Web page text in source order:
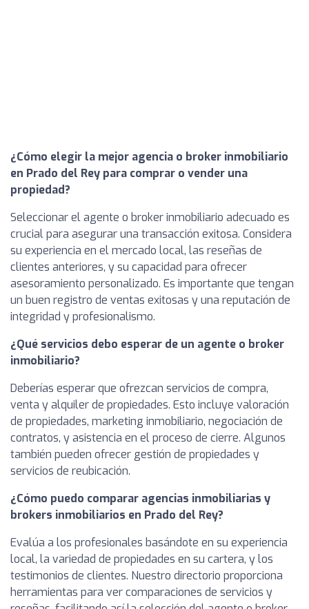
¿Cómo elegir la mejor agencia o broker inmobiliario
en Prado del Rey para comprar o vender una
propiedad?
Seleccionar el agente o broker inmobiliario adecuado es
crucial para asegurar una transacción exitosa. Considera
su experiencia en el mercado local, las reseñas de
clientes anteriores, y su capacidad para ofrecer
asesoramiento personalizado. Es importante que tengan
un buen registro de ventas exitosas y una reputación de
integridad y profesionalismo.
¿Qué servicios debo esperar de un agente o broker
inmobiliario?
Deberías esperar que ofrezcan servicios de compra,
venta y alquiler de propiedades. Esto incluye valoración
de propiedades, marketing inmobiliario, negociación de
contratos, y asistencia en el proceso de cierre. Algunos
también pueden ofrecer gestión de propiedades y
servicios de reubicación.
¿Cómo puedo comparar agencias inmobiliarias y
brokers inmobiliarios en Prado del Rey?
Evalúa a los profesionales basándote en su experiencia
local, la variedad de propiedades en su cartera, y los
testimonios de clientes. Nuestro directorio proporciona
herramientas para ver comparaciones de servicios y